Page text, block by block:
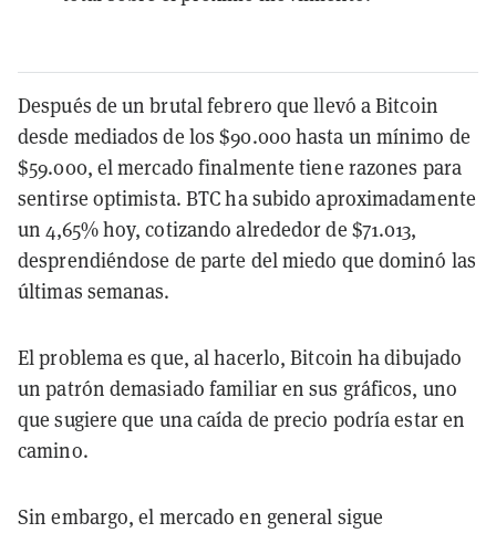
Después de un brutal febrero que llevó a Bitcoin
desde mediados de los $90.000 hasta un mínimo de
$59.000, el mercado finalmente tiene razones para
sentirse optimista. BTC ha subido aproximadamente
un 4,65% hoy, cotizando alrededor de $71.013,
desprendiéndose de parte del miedo que dominó las
últimas semanas.
El problema es que, al hacerlo, Bitcoin ha dibujado
un patrón demasiado familiar en sus gráficos, uno
que sugiere que una caída de precio podría estar en
camino.
Sin embargo, el mercado en general sigue